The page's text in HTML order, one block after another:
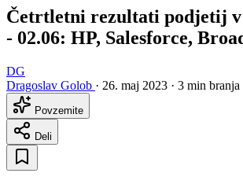
Četrtletni rezultati podjetij v
- 02.06: HP, Salesforce,
DG
Dragoslav Golob · 26. maj 2023 · 3 min branja
Povzemite
Deli